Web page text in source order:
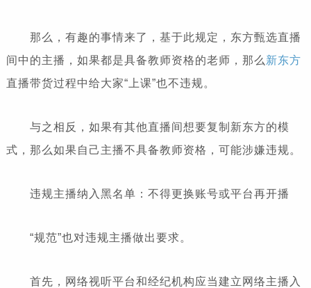
那么，有趣的事情来了，基于此规定，东方甄选直播
间中的主播，如果都是具备教师资格的老师，那么 新东方
直播带货过程中给大家“上课”也不违规。
与之相反，如果有其他直播间想要复制新东方的模
式，那么如果自己主播不具备教师资格，可能涉嫌违规。
违规主播纳入黑名单：不得更换账号或平台再开播
“规范”也对违规主播做出要求。
首先，网络视听平台和经纪机构应当建立网络主播入